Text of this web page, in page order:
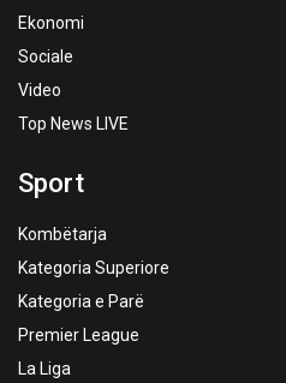
Ekonomi
Sociale
Video
Top News LIVE
Sport
Kombëtarja
Kategoria Superiore
Kategoria e Parë
Premier League
La Liga